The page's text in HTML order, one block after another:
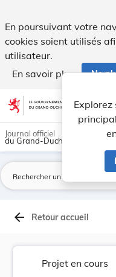
En poursuivant votre
cookies soient utilisés
utilisateur.
En savoir plus
Ne
Aller au contenu
Journal officiel
du Grand-Duché de
arrow_back Retour accueil
Projet en cours